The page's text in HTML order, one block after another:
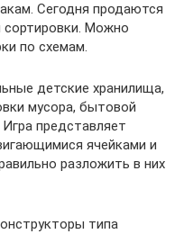
Сегодня продаются
Можно
по схемам.
детские хранилища,
мусора, бытовой
Игра представляет
ячейками и
разложить в них
типа